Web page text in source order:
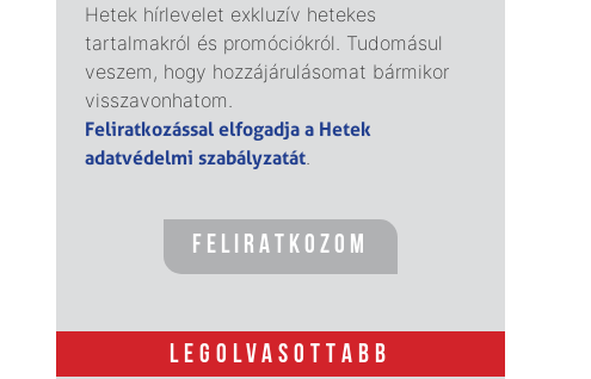
Hetek hírlevelet exkluzív hetekes
tartalmakról és promóciókról. Tudomásul
veszem, hogy hozzájárulásomat bármikor
visszavonhatom.
Feliratkozással elfogadja a Hetek
adatvédelmi szabályzatát
LEGOLVASOTTABB